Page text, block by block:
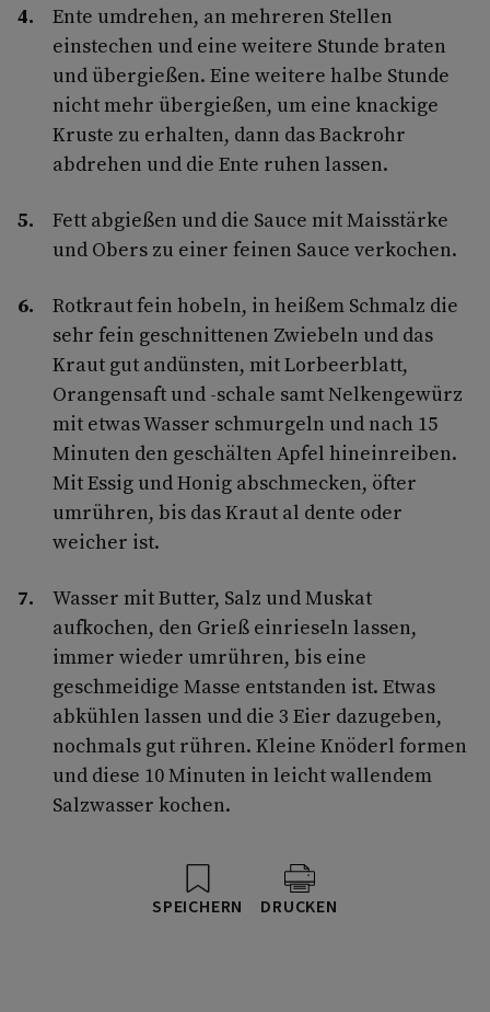
Ente umdrehen, an mehreren Stellen
einstechen und eine weitere Stunde braten
und übergießen. Eine weitere halbe Stunde
nicht mehr übergießen, um eine knackige
Kruste zu erhalten, dann das Backrohr
abdrehen und die Ente ruhen lassen.
Fett abgießen und die Sauce mit Maisstärke
und Obers zu einer feinen Sauce verkochen.
Rotkraut fein hobeln, in heißem Schmalz die
sehr fein geschnittenen Zwiebeln und das
Kraut gut andünsten, mit Lorbeerblatt,
Orangensaft und -schale samt Nelkengewürz
mit etwas Wasser schmurgeln und nach 15
Minuten den geschälten Apfel hineinreiben.
Mit Essig und Honig abschmecken, öfter
umrühren, bis das Kraut al dente oder
weicher ist.
Wasser mit Butter, Salz und Muskat
aufkochen, den Grieß einrieseln lassen,
immer wieder umrühren, bis eine
geschmeidige Masse entstanden ist. Etwas
abkühlen lassen und die 3 Eier dazugeben,
nochmals gut rühren. Kleine Knöderl formen
und diese 10 Minuten in leicht wallendem
Salzwasser kochen.
SPEICHERN DRUCKEN